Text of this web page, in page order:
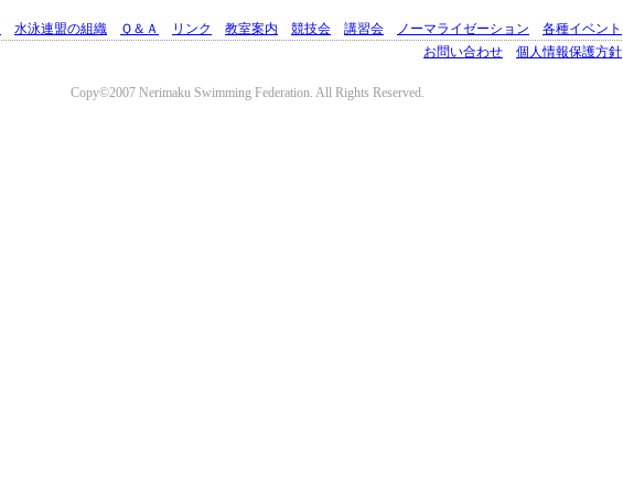
水泳連盟の組織 Ｑ＆Ａ リンク 教室案内 競技会 講習会 ノーマライゼーション
各種イベント
お問い合わせ
個人情報保護方針
Copy©2007 Nerimaku Swimming Federation. All Rights Reserved.